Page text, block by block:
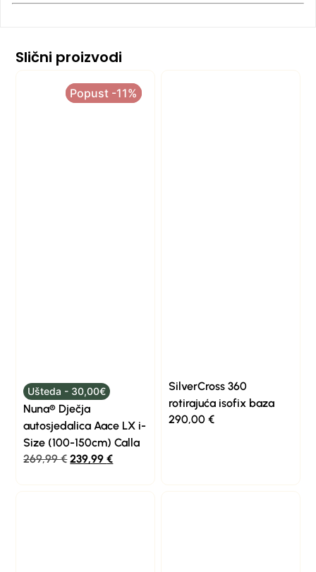
Slični proizvodi
Popust -11%
Popust -11%
Ušteda - 30,00€
Nuna® Dječja
autosjedalica Aace LX i-
Size (100-150cm) Calla
269,99€ 239,99€
SilverCross 360
rotirajuća isofix baza
290,00 €